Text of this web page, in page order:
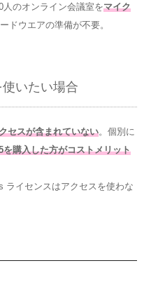
のオンライン会議室をマイク
ドウエアの準備が不要。
いたい場合
セスが含まれていない。個別に
を購入した方がコストメリット
ライセンスはアクセスを使わな